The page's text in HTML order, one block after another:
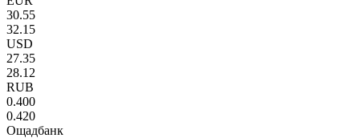
30.55
32.15
USD
27.35
28.12
RUB
0.400
0.420
Ощадбанк